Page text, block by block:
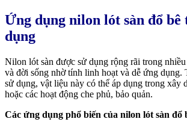
Ứng dụng nilon lót sàn đổ bê
dụng
Nilon lót sàn được sử dụng rộng rãi trong
và đời sống nhờ tính linh hoạt và dễ ứng dụng.
sử dụng, vật liệu này có thể áp dụng trong xây
hoặc các hoạt động che phủ, bảo quản.
Các ứng dụng phổ biến của nilon lót sàn đổ